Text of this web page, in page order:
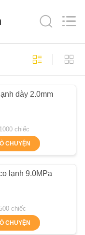
148
121
dày 2.0mm
chiếc
CHUYỆN
lạnh 9.0MPa
chiếc
CHUYỆN